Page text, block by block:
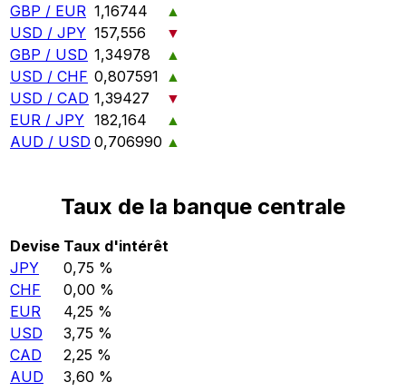
GBP / EUR 1,16744
▲
USD / JPY 157,556
▼
GBP / USD 1,34978
▲
USD / CHF 0,807591 ▲
USD / CAD 1,39427
▼
EUR / JPY 182,164
▲
AUD / USD 0,706990 ▲
Taux de la banque centrale
Devise Taux d'intérêt
JPY
0,75 %
CHF
0,00 %
EUR
4,25 %
USD
3,75 %
CAD
2,25 %
AUD
3,60 %